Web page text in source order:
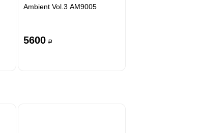
Ambient Vol.3 AM9005
5600 a